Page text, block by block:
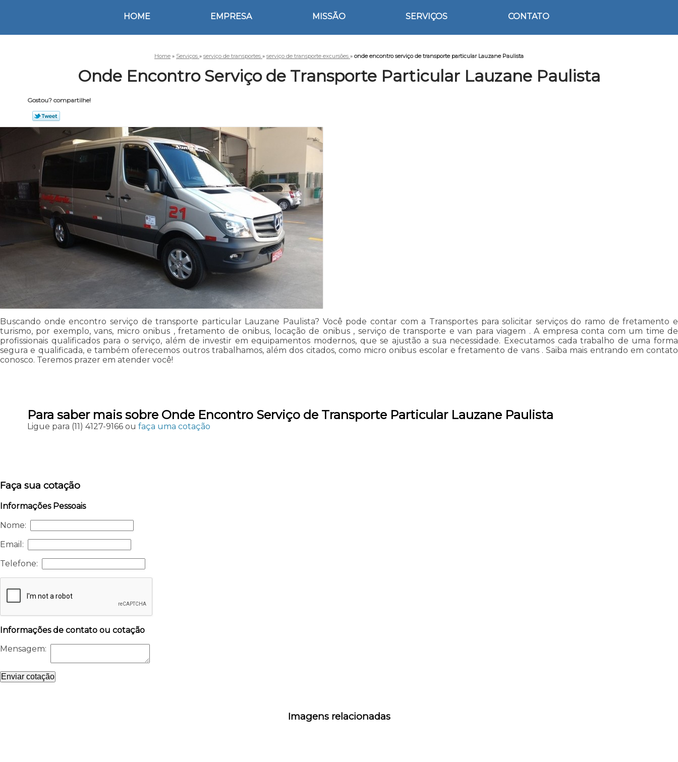
HOME EMPRESA MISSÃO SERVIÇOS CONTATO
Home » Serviços » serviço de transportes » serviço de transporte excursões » onde encontro serviço de transporte particular Lauzane Paulista
Onde Encontro Serviço de Transporte Particular Lauzane Paulista
Gostou? compartilhe!
Buscando onde encontro serviço de transporte particular Lauzane Paulista? Você pode contar com a Transportes para solicitar serviços do ramo de fretamento e
turismo, por exemplo, vans, micro onibus , fretamento de onibus, locação de onibus , serviço de transporte e van para viagem . A empresa conta com um time de
profissionais qualificados para o serviço, além de investir em equipamentos modernos, que se ajustão a sua necessidade. Executamos cada trabalho de uma forma
segura e qualificada, e também oferecemos outros trabalhamos, além dos citados, como micro onibus escolar e fretamento de vans . Saiba mais entrando em contato
conosco. Teremos prazer em atender você!
Para saber mais sobre Onde Encontro Serviço de Transporte Particular Lauzane Paulista
Ligue para (11) 4127-9166ou faça uma cotação
Faça sua cotação
Informações Pessoais
Nome:
Email:
Telefone:
Informações de contato ou cotação
Mensagem:
Enviar cotação
Imagens relacionadas